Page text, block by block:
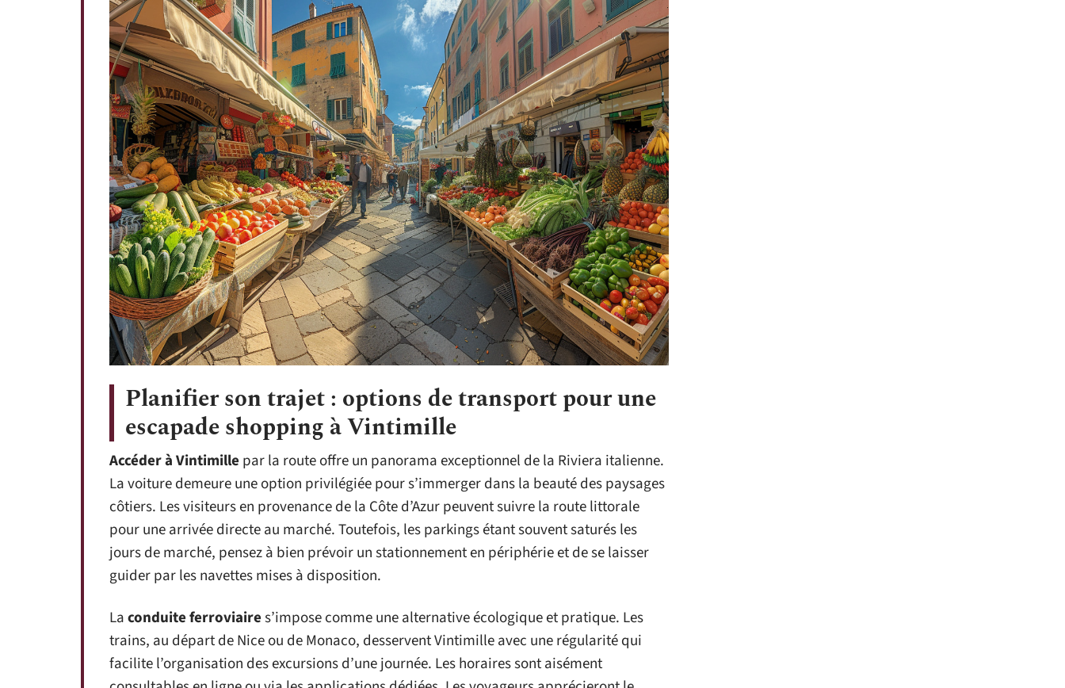
Planifier son trajet : options de transport pour une
escapade shopping à Vintimille
Accéder à Vintimille par la route offre un panorama exceptionnel de la Riviera italienne.
La voiture demeure une option privilégiée pour s’immerger dans la beauté des paysages
côtiers. Les visiteurs en provenance de la Côte d’Azur peuvent suivre la route littorale
pour une arrivée directe au marché. Toutefois, les parkings étant souvent saturés les
jours de marché, pensez à bien prévoir un stationnement en périphérie et de se laisser
guider par les navettes mises à disposition.
Laconduite ferroviaires’impose comme une alternative écologique et pratique. Les
trains, au départ de Nice ou de Monaco, desservent Vintimille avec une régularité qui
facilite l’organisation des excursions d’une journée. Les horaires sont aisément